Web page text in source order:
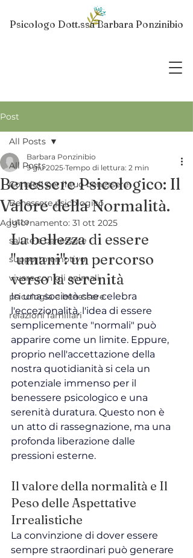
Psicologo Dott.ssa Barbara Ponzinibio
Post
All Posts
Consigli per il tuo benessere
Benessere psicologico
lutto
salute e benessere
supporto emotivo
vivere con gli animali
psicologia e benessere
relazioni familiari
All Posts
Benessere Psicologico: Il
Valore della Normalità.
Barbara Ponzinibio
9 giu 2025 Tempo di lettura: 2 min
Aggiornamento: 31 ott 2025
La bellezza di essere
"umani": un percorso
verso la serenità
In una società che celebra
l'eccezionalità, l'idea di essere
semplicemente "normali" può
apparire come un limite. Eppure,
proprio nell'accettazione della
nostra quotidianità si cela un
potenziale immenso per il
benessere psicologico e una
serenità duratura. Questo non è
un atto di rassegnazione, ma una
profonda liberazione dalle
pressioni esterne.
Il valore della normalità e Il
Peso delle Aspettative
Irrealistiche
La convinzione di dover essere
sempre straordinari può generare